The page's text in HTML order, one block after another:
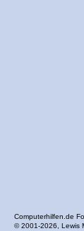
Computerhilfen.de
© 2001-2026, Lewis